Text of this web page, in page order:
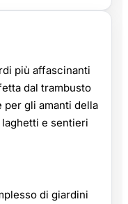
più affascinanti
dal trambusto
per gli amanti della
e sentieri
di giardini